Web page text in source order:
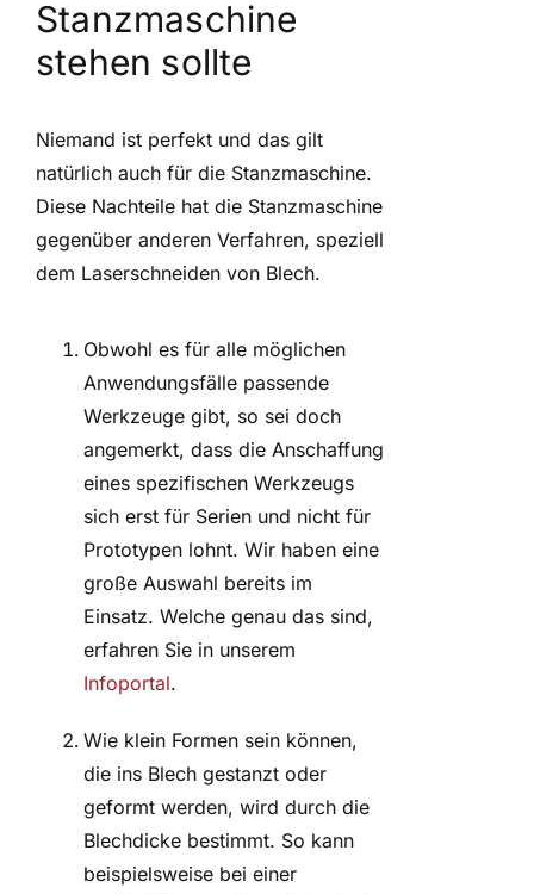
Stanzmaschine
stehen sollte
Niemand ist perfekt und das gilt
natürlich auch für die Stanzmaschine.
Diese Nachteile hat die Stanzmaschine
gegenüber anderen Verfahren, speziell
dem Laserschneiden von Blech.
Obwohl es für alle möglichen
Anwendungsfälle passende
Werkzeuge gibt, so sei doch
angemerkt, dass die Anschaffung
eines spezifischen Werkzeugs
sich erst für Serien und nicht für
Prototypen lohnt. Wir haben eine
große Auswahl bereits im
Einsatz. Welche genau das sind,
erfahren Sie in unserem
Infoportal.
Wie klein Formen sein können,
die ins Blech gestanzt oder
geformt werden, wird durch die
Blechdicke bestimmt. So kann
beispielsweise bei einer